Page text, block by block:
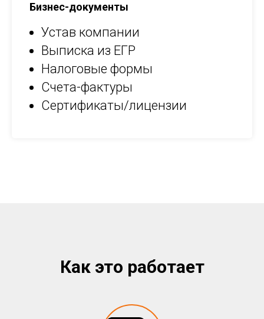
Бизнес-документы
Устав компании
Выписка из ЕГР
Налоговые формы
Счета-фактуры
Сертификаты/лицензии
Как это работает